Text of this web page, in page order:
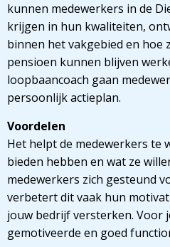
kunnen medewerkers in de
krijgen in hun kwaliteiten,
binnen het vakgebied en hoe
pensioen kunnen blijven
loopbaancoach gaan
persoonlijk actieplan.
Voordelen
Het helpt de medewerkers te
bieden hebben en wat ze
medewerkers zich gesteund
verbetert dit vaak hun
jouw bedrijf versterken. Voor
gemotiveerde en goed